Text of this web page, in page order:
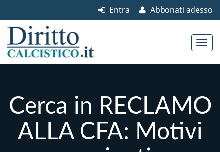
Abbonati adesso
Entra
Cerca in RECLAMO
ALLA CFA: Motivi